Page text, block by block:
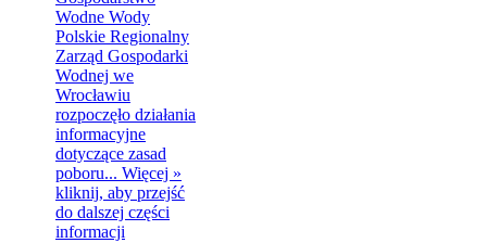
Wodne Wody
Polskie Regionalny
Zarząd Gospodarki
Wodnej we
Wrocławiu
rozpoczęło działania
informacyjne
dotyczące zasad
poboru... Więcej »
kliknij, aby przejść
do dalszej części
informacji